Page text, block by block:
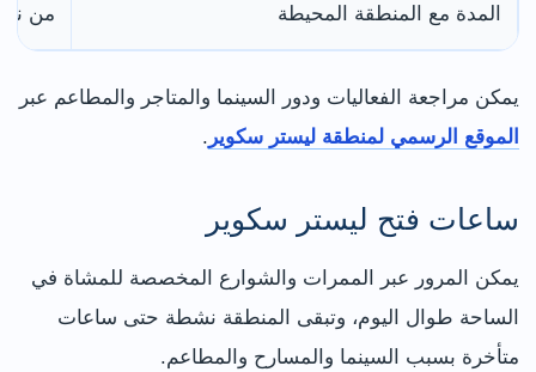
المدة مع المنطقة المحيطة من
يمكن مراجعة الفعاليات ودور السينما والمتاجر والمطاعم عبر
الموقع الرسمي لمنطقة ليستر سكوير .
ساعات فتح ليستر سكوير
يمكن المرور عبر الممرات والشوارع المخصصة للمشاة في
الساحة طوال اليوم، وتبقى المنطقة نشطة حتى ساعات
متأخرة بسبب السينما والمسارح والمطاعم.